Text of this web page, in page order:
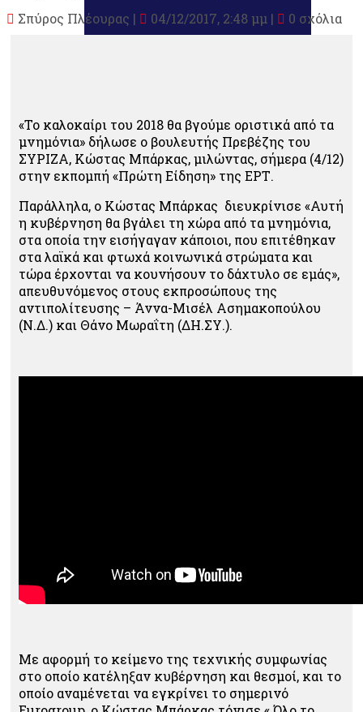
Σπύρος Πλέουρας | 04/12/2017, 2:48 μμ | 0 σχόλια
«Το καλοκαίρι του 2018 θα βγούμε οριστικά από τα
μνημόνια» δήλωσε ο βουλευτής Πρεβέζης του
ΣΥΡΙΖΑ, Κώστας Μπάρκας, μιλώντας, σήμερα (4/12)
στην εκπομπή «Πρώτη Είδηση» της ΕΡΤ.
Παράλληλα, ο Κώστας Μπάρκας διευκρίνισε «Αυτή
η κυβέρνηση θα βγάλει τη χώρα από τα μνημόνια,
στα οποία την εισήγαγαν κάποιοι, που επιτέθηκαν
στα λαϊκά και φτωχά κοινωνικά στρώματα και
τώρα έρχονται να κουνήσουν το δάχτυλο σε εμάς»,
απευθυνόμενος στους εκπροσώπους της
αντιπολίτευσης – Άννα-Μισέλ Ασημακοπούλου
(Ν.Δ.) και Θάνο Μωραΐτη (ΔΗ.ΣΥ.).
Με αφορμή το κείμενο της τεχνικής συμφωνίας
στο οποίο κατέληξαν κυβέρνηση και θεσμοί, και το
οποίο αναμένεται να εγκρίνει το σημερινό